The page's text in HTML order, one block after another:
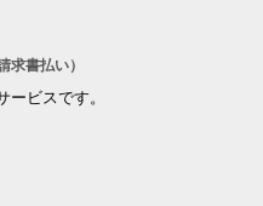
求書払い）
ビスです。